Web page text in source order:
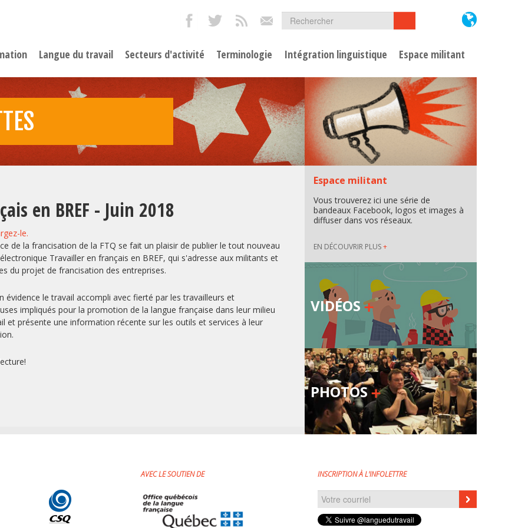
Formulaire
de
recherche
Rechercher
Langue du travail Secteurs d'activité Terminologie Intégration linguistique Espace militant
en BREF - Juin 2018
le.
de la francisation de la FTQ se fait un plaisir de publier le tout nouveau
Travailler en français en BREF, qui s'adresse aux militants et
du projet de francisation des entreprises.
évidence le travail accompli avec fierté par les travailleurs et
impliqués pour la promotion de la langue française dans leur milieu
et présente une information récente sur les outils et services à leur
Espace militant
Vous trouverez ici une série de
bandeaux Facebook, logos et images à
diffuser dans vos réseaux.
EN DÉCOUVRIR PLUS+
VIDÉOS
PHOTOS
AVEC LE SOUTIEN DE INSCRIPTION À L'INFOLETTRE
Courriel
*